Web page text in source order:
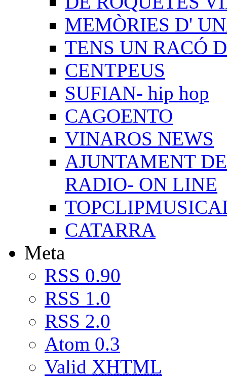
MEMÒRIES D'
TENS UN RACÓ
CENTPEUS
SUFIAN- hip hop
CAGOENTO
VINAROS NEWS
AJUNTAMENT
RADIO- ON LINE
CATARRA
Meta
RSS 0.90
RSS 1.0
RSS 2.0
Atom 0.3
Valid XHTML